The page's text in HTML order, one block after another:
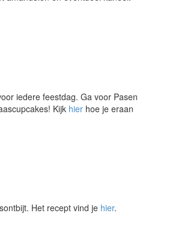
iedere feestdag. Ga voor Pasen
Kijk hier hoe je eraan
Het recept vind je hier.